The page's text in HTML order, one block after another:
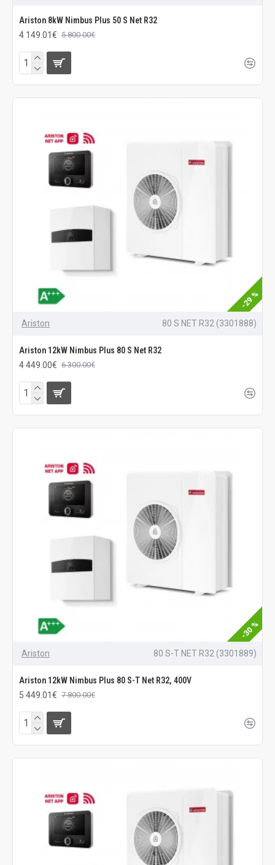
Ariston 8kW Nimbus Plus 50 S Net R32
4 149.01€ 5 800.00€
-29 %
Ariston 80 S NET R32 (3301888)
Ariston 12kW Nimbus Plus 80 S Net R32
4 449.00€ 6 300.00€
-30 %
Ariston 80 S-T NET R32 (3301889)
Ariston 12kW Nimbus Plus 80 S-T Net R32, 400V
5 449.01€ 7 800.00€